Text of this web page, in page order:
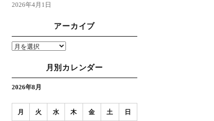
2026年4月1日
アーカイブ
月別カレンダー
2026年8月
月 火 水 木 金 土 日